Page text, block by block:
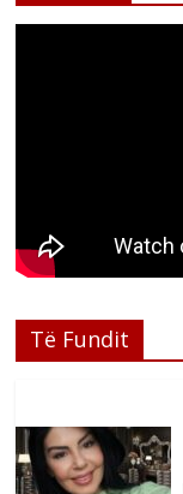
Të Fundit